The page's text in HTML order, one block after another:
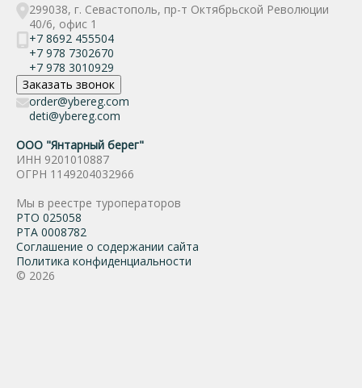
299038, г. Севастополь, пр-т Октябрьской Революции
40/6, офис 1
+7 8692 455504
+7 978 7302670
+7 978 3010929
Заказать звонок
order@ybereg.com
deti@ybereg.com
ООО "Янтарный берег"
ИНН 9201010887
ОГРН 1149204032966
Мы в реестре туроператоров
РТО 025058
РТА 0008782
Соглашение о содержании сайта
Политика конфиденциальности
© 2026